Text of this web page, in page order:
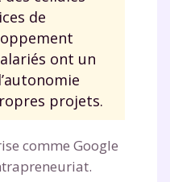
de
ont un
projets.
comme Google
votre